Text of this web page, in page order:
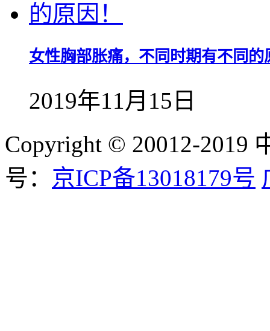
女性胸部胀痛，不同时期有不同的
2019年11月15日
Copyright © 20012-2019
号： 京ICP备13018179号